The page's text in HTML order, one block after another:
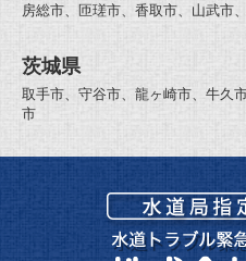
房総市、匝瑳市、香取市、山武
茨城県
取手市、守谷市、龍ヶ崎市、牛久
市